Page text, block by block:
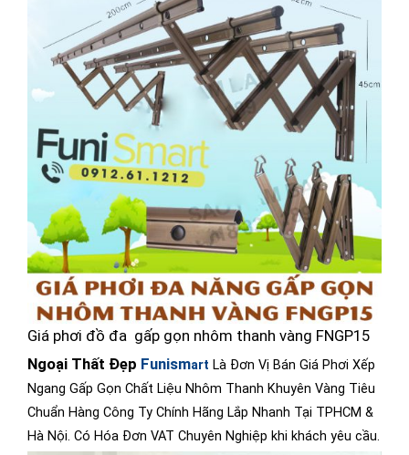
Giá phơi đồ đa gấp gọn nhôm thanh vàng FNGP15
Ngoại Thất Đẹp Funismart Là Đơn Vị Bán Giá Phơi Xếp
Ngang Gấp Gọn Chất Liệu Nhôm Thanh Khuyên Vàng Tiêu
Chuẩn Hàng Công Ty Chính Hãng Lắp Nhanh Tại TPHCM &
Hà Nội. Có Hóa Đơn VAT Chuyên Nghiệp khi khách yêu cầu.